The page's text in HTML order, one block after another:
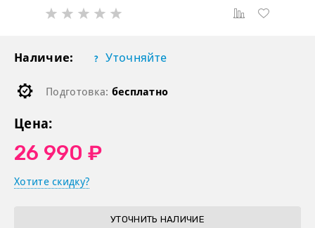
Наличие: Уточняйте
Подготовка: бесплатно
Цена:
26 990 ₽
Хотите скидку?
УТОЧНИТЬ НАЛИЧИЕ